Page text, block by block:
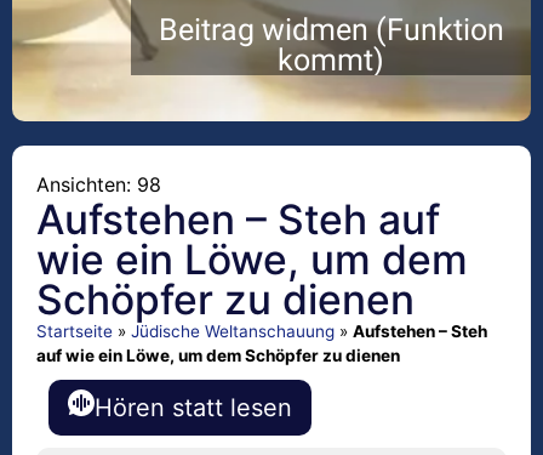
Beitrag widmen (Funktion
kommt)
Ansichten: 98
Aufstehen – Steh auf
wie ein Löwe, um dem
Schöpfer zu dienen
Startseite » Jüdische Weltanschauung » Aufstehen – Steh
auf wie ein Löwe, um dem Schöpfer zu dienen
Hören statt lesen